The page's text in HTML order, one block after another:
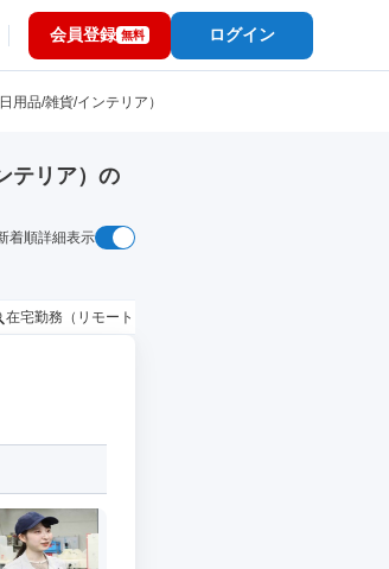
会員登録 無料 ログイン
用品/雑貨/インテリア）
テリア）の
着順詳細表示
在宅勤務（リモートワーク）OK